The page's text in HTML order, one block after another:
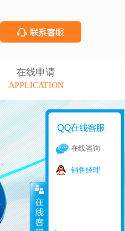
在线申请
APPLICATION
在线咨询
销售经理